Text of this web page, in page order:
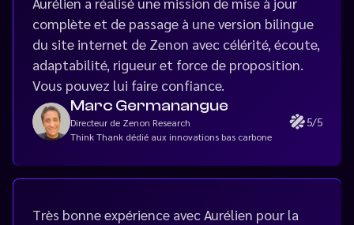
complète et de passage à une version bilingue
du site internet de Zenon avec célérité, écoute,
adaptabilité, rigueur et force de proposition.
Vous pouvez lui faire confiance.
Marc Germanangue
Directeur de Zenon Research
Think Thank dédié aux innovations bas carbone
5/5
Très bonne expérience avec Aurélien pour la